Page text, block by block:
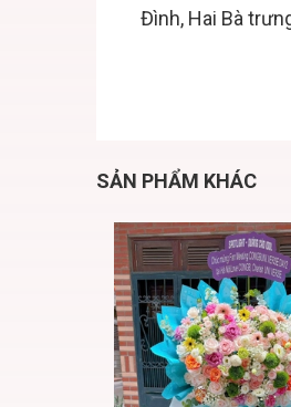
Đình, Hai Bà
SẢN PHẨM KHÁC